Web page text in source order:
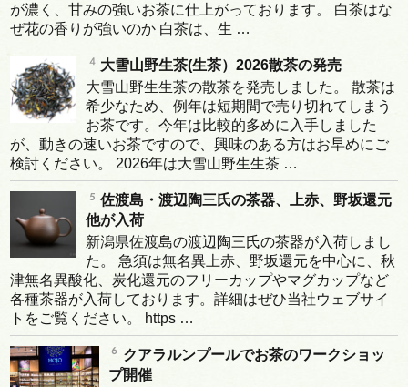
が濃く、甘みの強いお茶に仕上がっております。 白茶はな
ぜ花の香りが強いのか 白茶は、生 …
大雪山野生茶(生茶）2026散茶の発売
大雪山野生生茶の散茶を発売しました。 散茶は
希少なため、例年は短期間で売り切れてしまう
お茶です。今年は比較的多めに入手しました
が、動きの速いお茶ですので、興味のある方はお早めにご
検討ください。 2026年は大雪山野生生茶 …
佐渡島・渡辺陶三氏の茶器、上赤、野坂還元
他が入荷
新潟県佐渡島の渡辺陶三氏の茶器が入荷しまし
た。 急須は無名異上赤、野坂還元を中心に、秋
津無名異酸化、炭化還元のフリーカップやマグカップなど
各種茶器が入荷しております。詳細はぜひ当社ウェブサイ
トをご覧ください。 https …
クアラルンプールでお茶のワークショッ
プ開催